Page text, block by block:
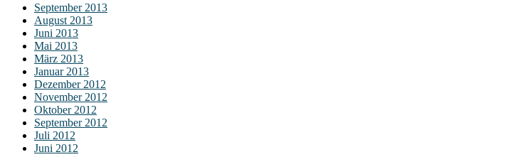
September 2013
August 2013
Juni 2013
Mai 2013
März 2013
Januar 2013
Dezember 2012
November 2012
Oktober 2012
September 2012
Juli 2012
Juni 2012